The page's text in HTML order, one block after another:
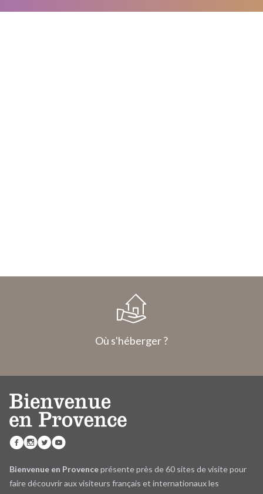
Où s'héberger ?
Bienvenue en Provenceprésente près de 60 sites de visite pour
faire découvrir aux visiteurs français et internationaux les